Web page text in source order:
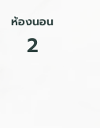
ห้องนอน
2